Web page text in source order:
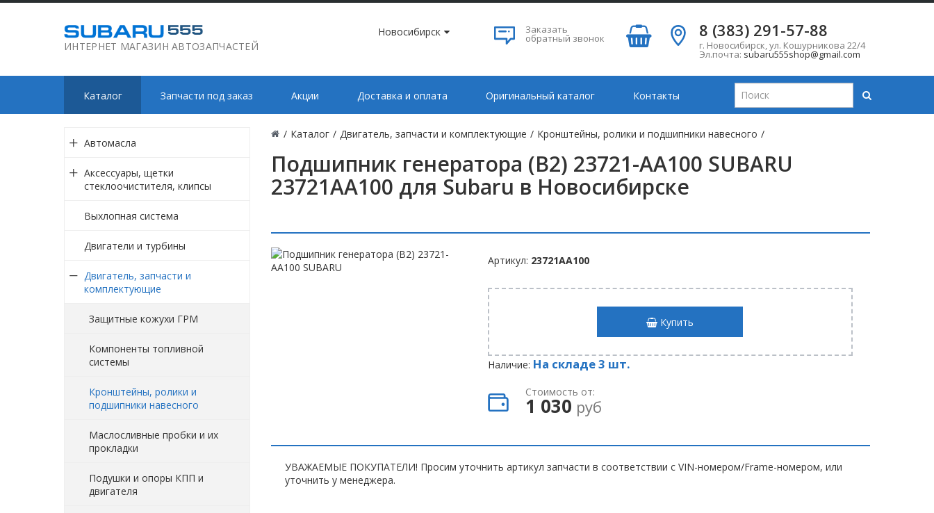
ИНТЕРНЕТ МАГАЗИН АВТОЗАПЧАСТЕЙ
Новосибирск Заказать
обратный звонок 8 (383) 291-57-88
г. Новосибирск,ул. Кошурникова 22/4
Эл.почта: subaru555shop@gmail.com
Каталог Запчасти под заказ Акции Доставка и оплата Оригинальный каталог Контакты
/ Каталог / Двигатель, запчасти и комплектующие / Кронштейны, ролики и подшипники навесного /
Подшипник генератора (B2) 23721-AA100 SUBARU
23721AA100 для Subaru в Новосибирске
Автомасла
Аксессуары, щетки
стеклоочистителя, клипсы
Выхлопная система
Двигатели и турбины
Двигатель, запчасти и
комплектующие
Защитные кожухи ГРМ
Компоненты топливной
системы
Кронштейны, ролики и
подшипники навесного
Маслосливные пробки и их
прокладки
Подушки и опоры КПП и
двигателя
Артикул: 23721AA100
Купить
Наличие: На складе 3 шт.
Стоимость от:
1 030 руб
УВАЖАЕМЫЕ ПОКУПАТЕЛИ! Просим уточнить артикул запчасти в соответствии с VIN-номером/Frame-номером, или
уточнить у менеджера.